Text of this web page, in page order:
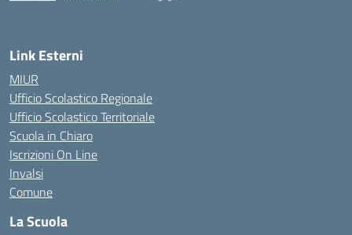
Link Esterni
MIUR
Ufficio Scolastico Regionale
Ufficio Scolastico Territoriale
Scuola in Chiaro
Iscrizioni On Line
Invalsi
Comune
La Scuola